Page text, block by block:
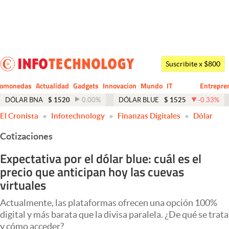
Dólar
Economía y Política
Finanzas y Mercados
Mercados Online
Negocios
Columnistas
Apertura
Suscribite x $800
Actualidad Gadgets Innovacion Mundo
CIO
IT
Business
DÓLAR BNA $ 1520 0.00% DÓLAR BLUE $ 1525 -0.33%
El Cronista Infotechnology Finanzas Digitales Dólar
Cotizaciones
Expectativa por el dólar blue: cuál es el
precio que anticipan hoy las cuevas
virtuales
Actualmente, las plataformas ofrecen una opción 100%
digital y más barata que la divisa paralela. ¿De qué se trata
y cómo acceder?